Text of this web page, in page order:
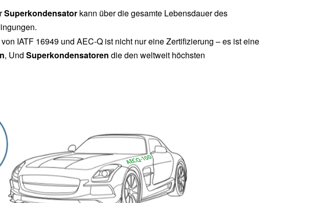
Superkondensator kann über die gesamte Lebensdauer des
IATF 16949 und AEC-Q ist nicht nur eine Zertifizierung – es ist eine
, UndSuperkondensatoren die den weltweit höchsten